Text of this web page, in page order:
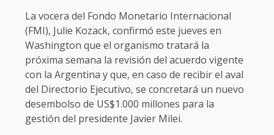
La vocera del Fondo Monetario Internacional
(FMI), Julie Kozack, confirmó este jueves en
Washington que el organismo tratará la
próxima semana la revisión del acuerdo vigente
con la Argentina y que, en caso de recibir el aval
del Directorio Ejecutivo, se concretará un nuevo
desembolso de US$1.000 millones para la
gestión del presidente Javier Milei.